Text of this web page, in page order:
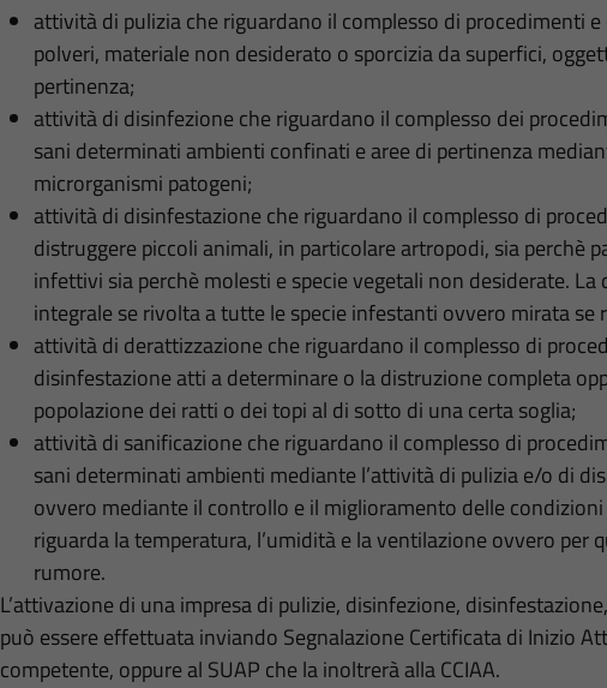
attività di pulizia che riguardano il complesso di procedimenti
polveri, materiale non desiderato o sporcizia da superfici,
pertinenza;
attività di disinfezione che riguardano il complesso dei
sani determinati ambienti confinati e aree di pertinenza
microrganismi patogeni;
attività di disinfestazione che riguardano il complesso di
distruggere piccoli animali, in particolare artropodi, sia perchè
infettivi sia perchè molesti e specie vegetali non desiderate.
integrale se rivolta a tutte le specie infestanti ovvero mirata se
attività di derattizzazione che riguardano il complesso di
disinfestazione atti a determinare o la distruzione completa
popolazione dei ratti o dei topi al di sotto di una certa soglia;
attività di sanificazione che riguardano il complesso di
sani determinati ambienti mediante l’attività di pulizia e/o di
ovvero mediante il controllo e il miglioramento delle
riguarda la temperatura, l’umidità e la ventilazione ovvero per
rumore.
L’attivazione di una impresa di pulizie, disinfezione,
può essere effettuata inviando Segnalazione Certificata di Inizio
competente, oppure al SUAP che la inoltrerà alla CCIAA.